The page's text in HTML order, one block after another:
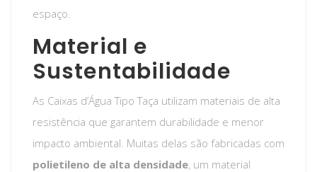
espaço.
Material e
Sustentabilidade
As Caixas d’Água Tipo Taça utilizam materiais de alta
resistência que garantem durabilidade e menor
impacto ambiental. Muitas delas são fabricadas com
polietileno de alta densidade, um material